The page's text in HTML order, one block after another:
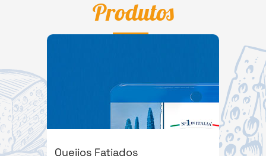
Produtos
Queijos Fatiados